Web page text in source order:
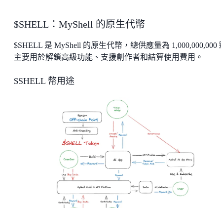
$SHELL：MyShell 的原生代幣
$SHELL 是 MyShell 的原生代幣，總供應量為 1,000,000,000
主要用於解鎖高級功能、支援創作者和結算使用費用。
$SHELL 幣用途